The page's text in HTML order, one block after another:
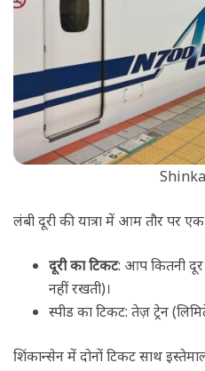
लंबी दूरी की यात्रा में आम तौर पर
दूरी का टिकट: आप कितनी
नहीं रखती)।
स्पीड का टिकट: तेज़ ट्रेन
शिंकान्सेन में दोनों टिकट साथ